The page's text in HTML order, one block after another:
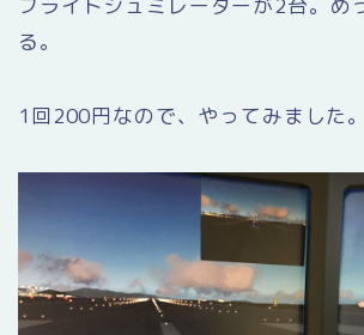
る。
1回200円なので、やってみました。